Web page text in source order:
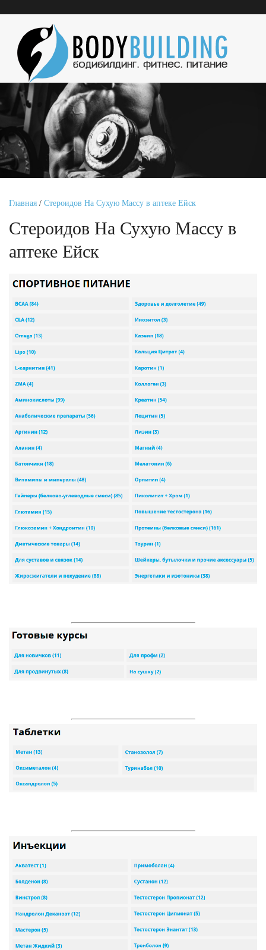
Главная / Стероидов На Сухую Массу в аптеке Ейск
Стероидов На Сухую Массу в
аптеке Ейск